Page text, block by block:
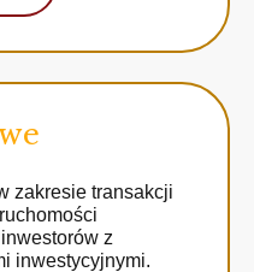
zakresie transakcji
z
inwestycyjnymi.